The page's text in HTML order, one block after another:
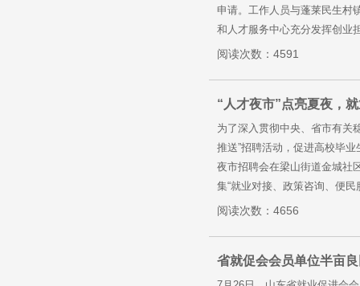
申请。工作人员与蓬莱民生村
和人才服务中心充分发挥创业
阅读次数：4591
“人才夜市”点亮夏夜，
为了深入贯彻中央、省市有关
推送”招聘活动，促进高校毕
夜市招聘会在梁山街道金城社
集“就业对接、政策咨询、便
阅读次数：4656
省就促会会员单位半亩